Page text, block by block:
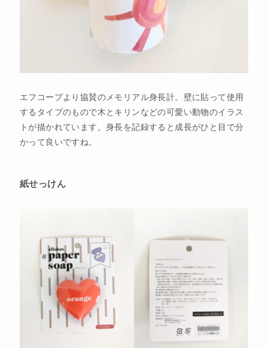
エフコープより協賛のメモリアル身長計。壁に貼って使用
するタイプのもので木とキリンなどの可愛い動物のイラス
トが描かれています。身長を記録すると成長がひと目で分
かって良いですね。
紙せっけん